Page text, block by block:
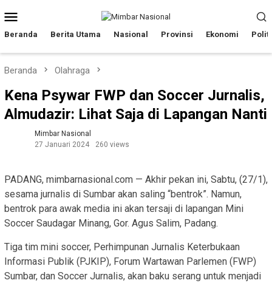
ke
Mobile
Beranda Berita Utama Nasional Provinsi Ekonomi
Beranda Olahraga
Kena Psywar FWP dan Soccer Jurnalis,
Almudazir: Lihat Saja di Lapangan Nanti
Mimbar Nasional
27 Januari 2024
260 views
PADANG, mimbarnasional.com — Akhir pekan ini, Sabtu, (27/1),
sesama jurnalis di Sumbar akan saling “bentrok”. Namun,
bentrok para awak media ini akan tersaji di lapangan Mini
Soccer Saudagar Minang, Gor. Agus Salim, Padang.
Tiga tim mini soccer, Perhimpunan Jurnalis Keterbukaan
Informasi Publik (PJKIP), Forum Wartawan Parlemen (FWP)
Sumbar, dan Soccer Jurnalis, akan baku serang untuk menjadi